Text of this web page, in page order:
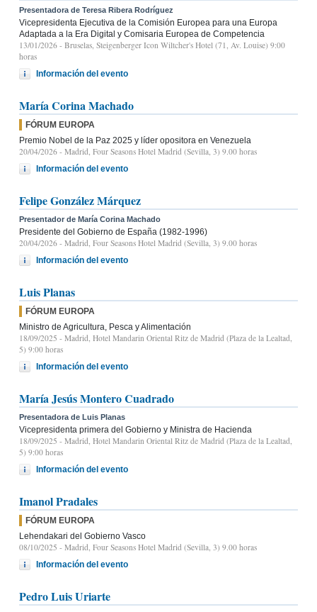
Presentadora de Teresa Ribera Rodríguez
Vicepresidenta Ejecutiva de la Comisión Europea para una Europa
Adaptada a la Era Digital y Comisaria Europea de Competencia
13/01/2026 - Bruselas, Steigenberger Icon Wiltcher's Hotel (71, Av. Louise) 9:00
horas
Información del evento
María Corina Machado
FÓRUM EUROPA
Premio Nobel de la Paz 2025 y líder opositora en Venezuela
20/04/2026 - Madrid, Four Seasons Hotel Madrid (Sevilla, 3) 9.00 horas
Información del evento
Felipe González Márquez
Presentador de María Corina Machado
Presidente del Gobierno de España (1982-1996)
20/04/2026 - Madrid, Four Seasons Hotel Madrid (Sevilla, 3) 9.00 horas
Información del evento
Luis Planas
FÓRUM EUROPA
Ministro de Agricultura, Pesca y Alimentación
18/09/2025 - Madrid, Hotel Mandarin Oriental Ritz de Madrid (Plaza de la Lealtad,
5) 9:00 horas
Información del evento
María Jesús Montero Cuadrado
Presentadora de Luis Planas
Vicepresidenta primera del Gobierno y Ministra de Hacienda
18/09/2025 - Madrid, Hotel Mandarin Oriental Ritz de Madrid (Plaza de la Lealtad,
5) 9:00 horas
Información del evento
Imanol Pradales
FÓRUM EUROPA
Lehendakari del Gobierno Vasco
08/10/2025 - Madrid, Four Seasons Hotel Madrid (Sevilla, 3) 9.00 horas
Información del evento
Pedro Luis Uriarte